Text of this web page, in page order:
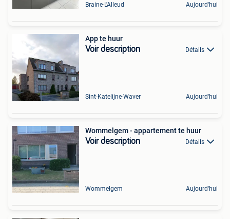
Braine-L'Alleud Aujourd'hui
App te huur
Voir description Détails
Sint-Katelijne-Waver Aujourd'hui
Wommelgem - appartement te huur
Voir description Détails
Wommelgem Aujourd'hui